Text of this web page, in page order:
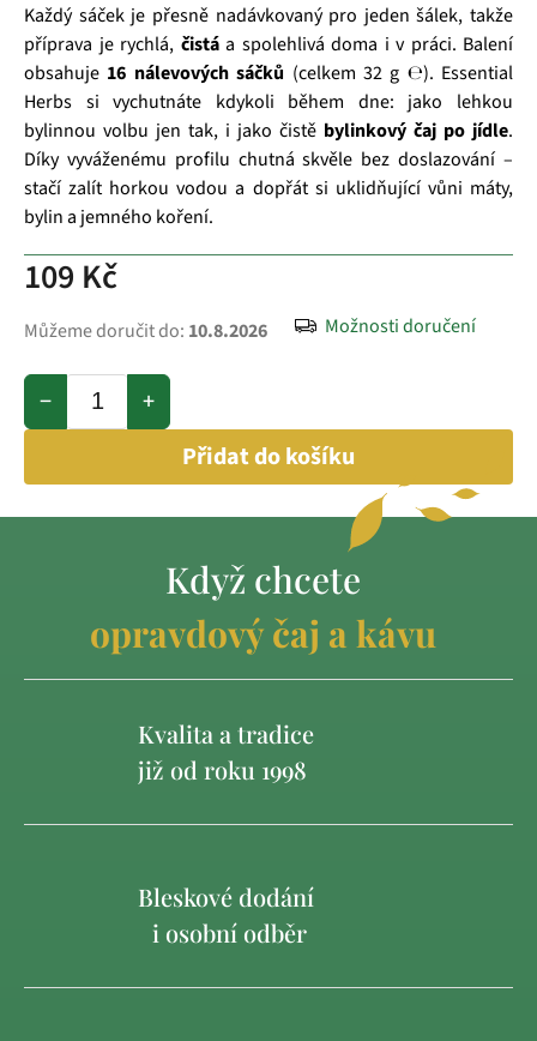
109 Kč
Můžeme doručit do: 10.8.2026 Možnosti doručení
+
−
Přidat do košíku
Každý sáček je přesně nadávkovaný pro jeden šálek, takže
příprava je rychlá, čistáa spolehlivá doma i v práci. Balení
obsahuje 16 nálevových sáčků (celkem 32 g ℮). Essential
Herbs si vychutnáte kdykoli během dne: jako lehkou
bylinnou volbu jen tak, i jako čistě bylinkový čaj po jídle.
Díky vyváženému profilu chutná skvěle bez doslazování –
stačí zalít horkou vodou a dopřát si uklidňující vůni máty,
bylin a jemného koření.
Když chcete
opravdový čaj a kávu
Kvalita a tradice
již od roku 1998
Bleskové dodání
i osobní odběr